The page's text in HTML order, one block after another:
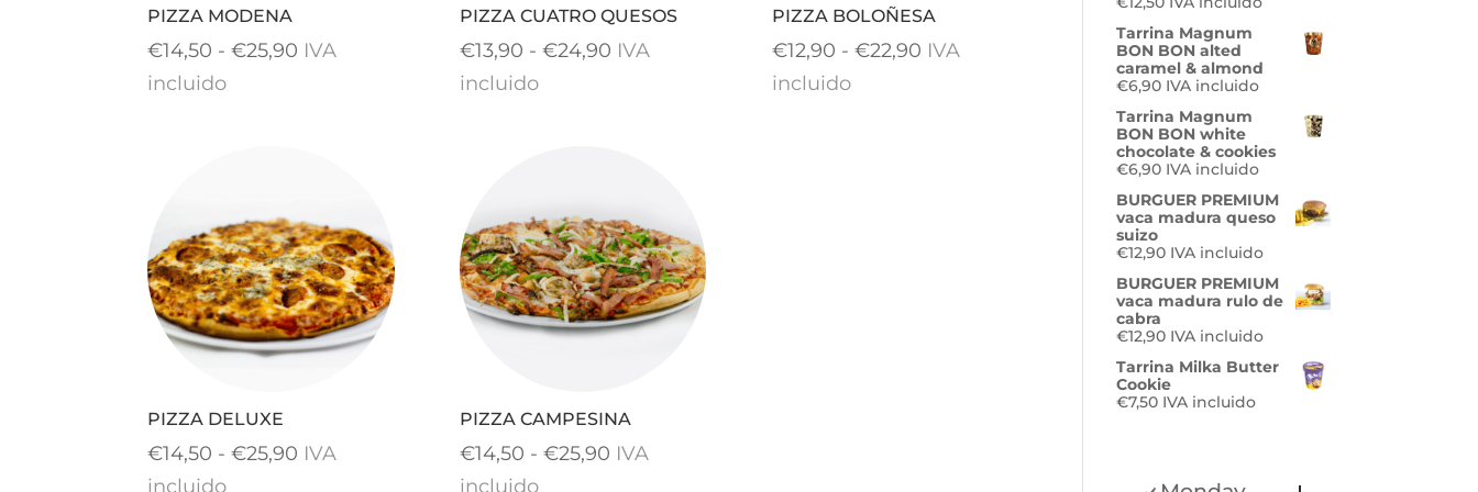
PIZZA MODENA
€14,50 - €25,90 Rango
€25,90
IVA
incluido
PIZZA CUATRO QUESOS
€13,90 - €24,90Rango
hasta
€24,90
IVA
incluido
PIZZA BOLOÑESA
€12,90 - €22,90Rango
IVA
incluido
PIZZA DELUXE
€14,50 - €25,90 Rango
IVA
incluido
PIZZA CAMPESINA
€14,50 - €25,90Rango
IVA
incluido
Tarrina Magnum
BON BON alted
caramel & almond
€6,90 IVA incluido
Tarrina Magnum
BON BON white
chocolate & cookies
€6,90 IVA incluido
BURGUER PREMIUM
vaca madura queso
suizo
€12,90 IVA incluido
BURGUER PREMIUM
vaca madura rulo de
cabra
€12,90 IVA incluido
Tarrina Milka Butter
Cookie
€7,50 IVA incluido